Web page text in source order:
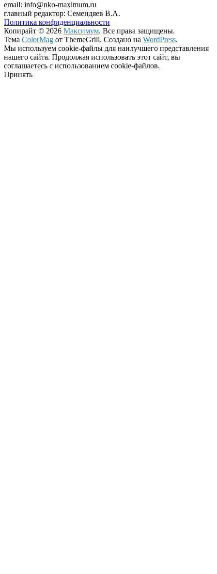
email: info@nko-maximum.ru
главный редактор: Семендяев В.А.
Политика конфиденциальности
Копирайт © 2026 Максимум. Все права защищены.
Тема ColorMag от ThemeGrill. Создано на WordPress.
Мы используем cookie-файлы для наилучшего представления
нашего сайта. Продолжая использовать этот сайт, вы
соглашаетесь с использованием cookie-файлов.
Принять